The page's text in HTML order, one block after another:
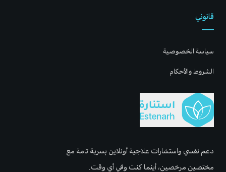
دعم نفسي واستشارات علاجية أونلاين بسرية تامة مع
مختصين مرخصين، أينما كنت وفي أي وقت.
قانوني
سياسة الخصوصية
الشروط والأحكام